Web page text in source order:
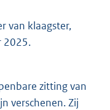
van klaagster,
2025.
zitting van
verschenen. Zij